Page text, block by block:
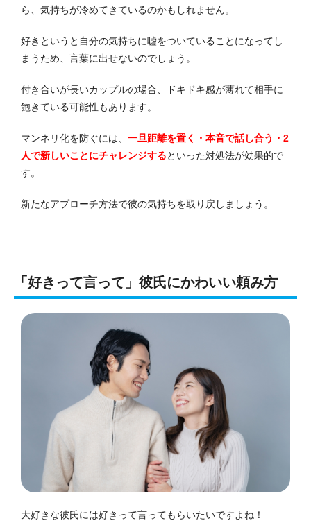
ら、気持ちが冷めてきているのかもしれません。
好きというと自分の気持ちに嘘をついていることになってし
まうため、言葉に出せないのでしょう。
付き合いが長いカップルの場合、ドキドキ感が薄れて相手に
飽きている可能性もあります。
マンネリ化を防ぐには、 一旦距離を置く・本音で話し合う・2
人で新しいことにチャレンジするといった対処法が効果的で
す。
新たなアプローチ方法で彼の気持ちを取り戻しましょう。
「好きって言って」彼氏にかわいい頼み方
大好きな彼氏には好きって言ってもらいたいですよね！